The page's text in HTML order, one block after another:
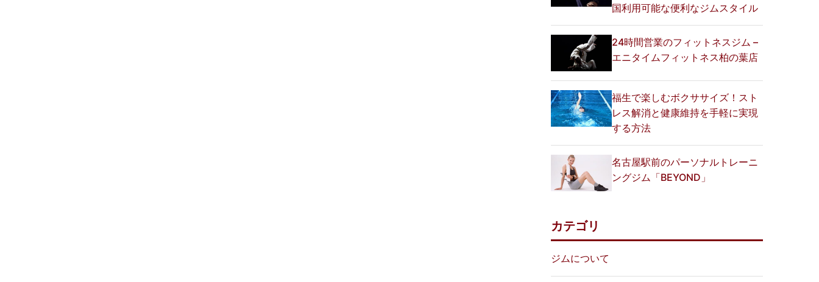
国利用可能な便利なジムスタイル
24時間営業のフィットネスジム –
エニタイムフィットネス柏の葉店
福生で楽しむボクササイズ！スト
レス解消と健康維持を手軽に実現
する方法
名古屋駅前のパーソナルトレーニ
ングジム「BEYOND」
カテゴリ
ジムについて